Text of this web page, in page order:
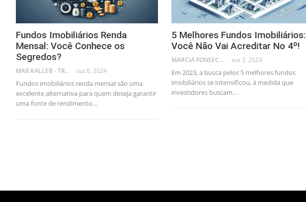
Fundos Imobiliários Renda
Mensal: Você Conhece os
Segredos?
MAX KALLEB - TRADER out 6, 2024
Fundos imobiliários renda mensal são uma
excelente alternativa para quem deseja garantir
uma fonte de rendimento…
5 Melhores Fundos Imobiliários:
Você Não Vai Acreditar No 4º!
MARCIA FONSECA - FINANCIAL CONSULTANT out 3, 2024
Em 2023, a busca pelos 5 melhores fundos
imobiliários se intensificou, à medida que
investidores buscam…